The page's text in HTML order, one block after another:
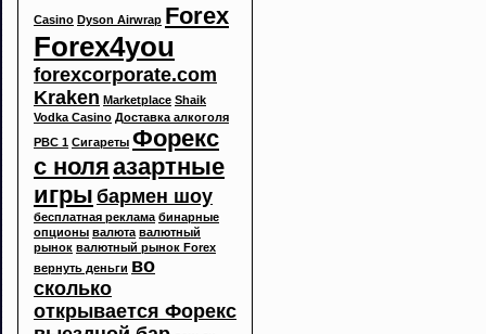
Casino Dyson Airwrap Forex
Forex4you
forexcorporate.com
Kraken Marketplace Shaik
Vodka Casino Доставка алкоголя
РВС 1 Сигареты Форекс
с ноляазартные
игры бармен шоу
бесплатная реклама бинарные
опционы валюта валютный
рынок валютный рынок Forex
вернуть деньги во
сколько
открывается Форекс